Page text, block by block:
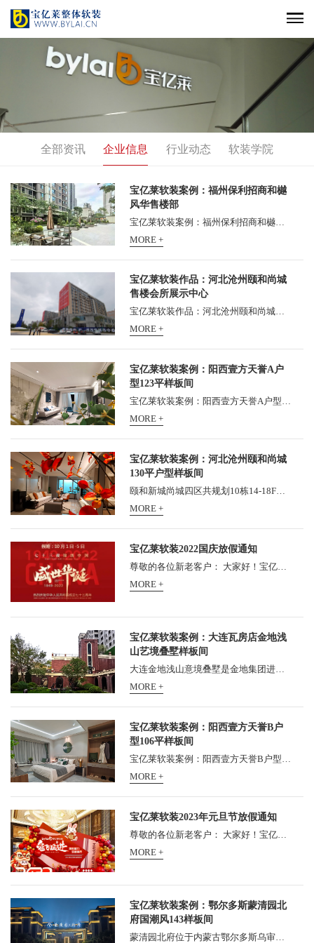
全部资讯 企业信息 行业动态 软装学院
宝亿莱软装案例：福州保利招商和樾
风华售楼部
MORE +
宝亿莱软装作品：河北沧州颐和尚城
售楼会所展示中心
宝亿莱软装作品：河北沧州颐和尚城售楼会所展示中心，新盘颐和尚城迎来了营销中心开放的重要节点。熟悉东塑颐和这家开发商的沧州人们也许会意外，这家一向低调的本地老牌房企...
MORE +
宝亿莱软装案例：阳西壹方天誉A户
型123平样板间
宝亿莱软装案例：阳西壹方天誉A户型123平样板间， 壹方天誉位于阳西县新325国道旁, 5分钟生活圈汇集诸多繁华配套, 成就城市人居新品质。 更有G15高速入口近距依傍, 约5公里距离阳西...
MORE +
宝亿莱软装案例：河北沧州颐和尚城
130平户型样板间
MORE +
宝亿莱软装2022国庆放假通知
MORE +
宝亿莱软装案例：大连瓦房店金地浅
山艺境叠墅样板间
大连金地浅山意境叠墅是金地集团进入瓦房店市的第一个项目，位于瓦房店市五一路，占地面积为6.2万㎡，建筑面积为9.9万㎡，容积率为1.6，绿化率为35%，楼栋总数为23栋，建筑类别包...
MORE +
宝亿莱软装案例：阳西壹方天誉B户
型106平样板间
MORE +
宝亿莱软装2023年元旦节放假通知
MORE +
宝亿莱软装案例：鄂尔多斯蒙清园北
府国潮风143样板间
蒙清园北府位于内蒙古鄂尔多斯乌审旗，软装项目由广州宝亿莱软装设计倾情打造 宝亿莱软装案例：鄂尔多斯蒙清园北府国潮风143样板间...